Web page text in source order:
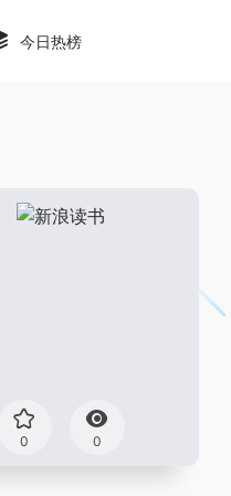
今日热榜
0 0